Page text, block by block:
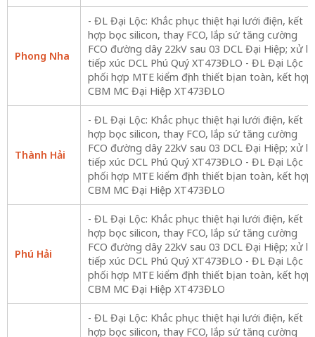
Phong Nha
- ĐL Đại Lộc: Khắc phục thiệt hại lưới điện, kết
hợp bọc silicon, thay FCO, lắp sứ tăng cường
FCO đường dây 22kV sau 03 DCL Đại Hiệp; xử lý
tiếp xúc DCL Phú Quý XT473ĐLO - ĐL Đại Lộc
phối hợp MTE kiểm định thiết bị an toàn, kết hợp
CBM MC Đại Hiệp XT473ĐLO
Thành Hải
- ĐL Đại Lộc: Khắc phục thiệt hại lưới điện, kết
hợp bọc silicon, thay FCO, lắp sứ tăng cường
FCO đường dây 22kV sau 03 DCL Đại Hiệp; xử lý
tiếp xúc DCL Phú Quý XT473ĐLO - ĐL Đại Lộc
phối hợp MTE kiểm định thiết bị an toàn, kết hợp
CBM MC Đại Hiệp XT473ĐLO
Phú Hải
- ĐL Đại Lộc: Khắc phục thiệt hại lưới điện, kết
hợp bọc silicon, thay FCO, lắp sứ tăng cường
FCO đường dây 22kV sau 03 DCL Đại Hiệp; xử lý
tiếp xúc DCL Phú Quý XT473ĐLO - ĐL Đại Lộc
phối hợp MTE kiểm định thiết bị an toàn, kết hợp
CBM MC Đại Hiệp XT473ĐLO
- ĐL Đại Lộc: Khắc phục thiệt hại lưới điện, kết
hợp bọc silicon, thay FCO, lắp sứ tăng cường